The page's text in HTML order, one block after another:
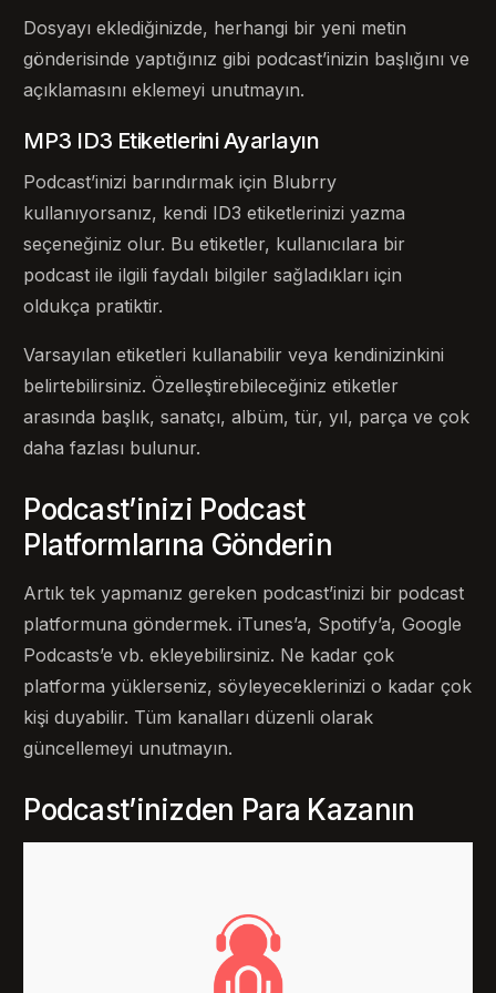
Dosyayı eklediğinizde, herhangi bir yeni metin
gönderisinde yaptığınız gibi podcast’inizin başlığını ve
açıklamasını eklemeyi unutmayın.
MP3 ID3 Etiketlerini Ayarlayın
Podcast’inizi barındırmak için Blubrry
kullanıyorsanız, kendi ID3 etiketlerinizi yazma
seçeneğiniz olur. Bu etiketler, kullanıcılara bir
podcast ile ilgili faydalı bilgiler sağladıkları için
oldukça pratiktir.
Varsayılan etiketleri kullanabilir veya kendinizinkini
belirtebilirsiniz. Özelleştirebileceğiniz etiketler
arasında başlık, sanatçı, albüm, tür, yıl, parça ve çok
daha fazlası bulunur.
Podcast’inizi Podcast
Platformlarına Gönderin
Artık tek yapmanız gereken podcast’inizi bir podcast
platformuna göndermek. iTunes’a, Spotify’a, Google
Podcasts’e vb. ekleyebilirsiniz. Ne kadar çok
platforma yüklerseniz, söyleyeceklerinizi o kadar çok
kişi duyabilir. Tüm kanalları düzenli olarak
güncellemeyi unutmayın.
Podcast’inizden Para Kazanın